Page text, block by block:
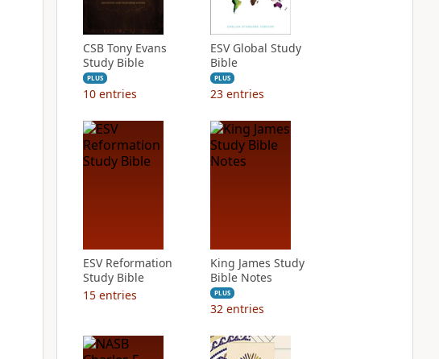
CSB Tony Evans
Study Bible
PLUS
10 entries
ESV Global Study
Bible
PLUS
23 entries
ESV Reformation
Study Bible
15 entries
King James Study
Bible Notes
PLUS
32 entries